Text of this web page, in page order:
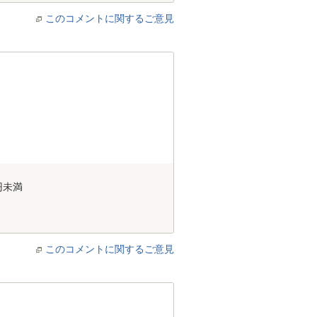
このコメントに関するご意見
未満
このコメントに関するご意見